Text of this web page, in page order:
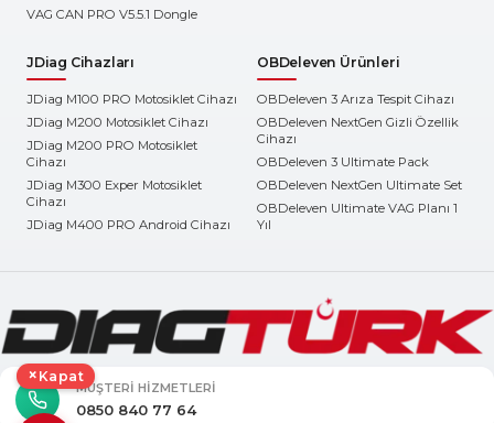
VAG CAN PRO V5.5.1 Dongle
JDiag Cihazları
JDiag M100 PRO Motosiklet Cihazı
JDiag M200 Motosiklet Cihazı
JDiag M200 PRO Motosiklet
Cihazı
JDiag M300 Exper Motosiklet
Cihazı
JDiag M400 PRO Android Cihazı
OBDeleven Ürünleri
OBDeleven 3 Arıza Tespit Cihazı
OBDeleven NextGen Gizli Özellik
Cihazı
OBDeleven 3 Ultimate Pack
OBDeleven NextGen Ultimate Set
OBDeleven Ultimate VAG Planı 1
Yıl
MÜŞTERI HIZMETLERI
0850 840 77 64
× Kapat